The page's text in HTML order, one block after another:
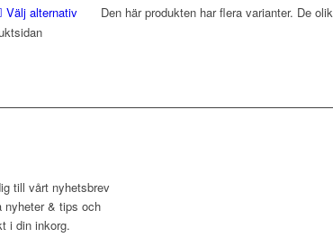
Välj alternativ
Den här produkten har flera varianter. De
till vårt nyhetsbrev
nyheter & tips och
i din inkorg.